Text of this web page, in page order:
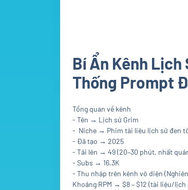
Bí Ẩn Kênh Lịch
Thống Prompt
Tổng quan về kênh
- Tên → Lịch sử Grim
- Niche → Phim tài liệu lịch sử đen
- Đã tạo → 2025
- Tải lên → 49 (20–30 phút, nhất
- Subs → 16.3K
- Thu nhập trên kênh vô diện
Khoảng RPM → $8 – $12 (tài liệu/lịch